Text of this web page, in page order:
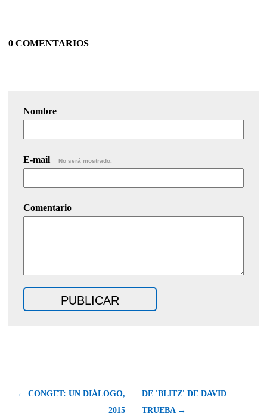
0 COMENTARIOS
Nombre
E-mail No será mostrado.
Comentario
← CONGET: UN DIÁLOGO,
2015
DE 'BLITZ' DE DAVID
TRUEBA →